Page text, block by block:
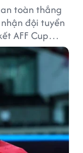
toàn thắng
đội tuyển
AFF Cup